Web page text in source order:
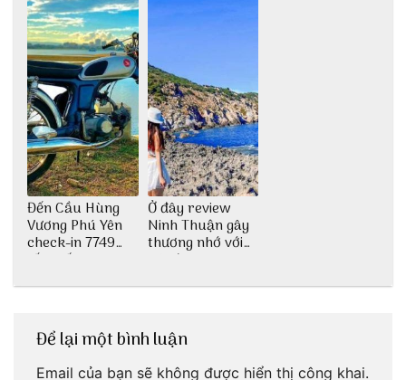
Đến Cầu Hùng
Vương Phú Yên
check-in 7749
tấm sống ảo
Ở đây review
Ninh Thuận gây
thương nhớ với
nét đẹp thiên
Để lại một bình luận
Email của bạn sẽ không được hiển thị công khai.